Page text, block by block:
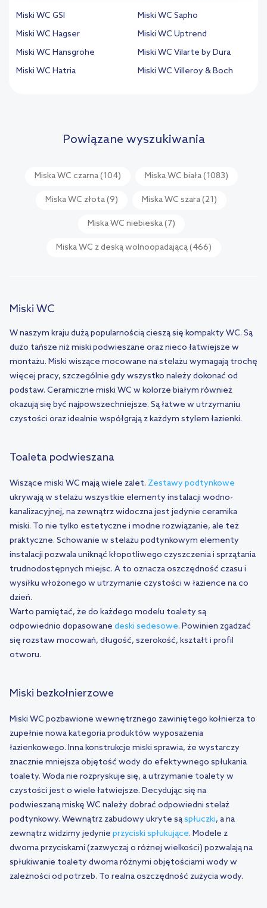
Miski WC GSI
Miski WC Hagser
Miski WC Hansgrohe
Miski WC Hatria
Miski WC Sapho
Miski WC Uptrend
Miski WC Vilarte by Dura
Miski WC Villeroy & Boch
Powiązane wyszukiwania
Miska WC czarna(104) Miska WC biała(1083)
Miska WC złota(9) Miska WC szara(21)
Miska WC niebieska(7)
Miska WC z deską wolnoopadającą(466)
Miski WC
W naszym kraju dużą popularnością cieszą się kompakty WC. Są
dużo tańsze niż miski podwieszane oraz nieco łatwiejsze w
montażu. Miski wiszące mocowane na stelażu wymagają trochę
więcej pracy, szczególnie gdy wszystko należy dokonać od
podstaw. Ceramiczne miski WC w kolorze białym również
okazują się być najpowszechniejsze. Są łatwe w utrzymaniu
czystości oraz idealnie współgrają z każdym stylem łazienki.
Toaleta podwieszana
Wiszące miski WC mają wiele zalet. Zestawy podtynkowe
ukrywają w stelażu wszystkie elementy instalacji wodno-
kanalizacyjnej, na zewnątrz widoczna jest jedynie ceramika
miski. To nie tylko estetyczne i modne rozwiązanie, ale też
praktyczne. Schowanie w stelażu podtynkowym elementy
instalacji pozwala uniknąć kłopotliwego czyszczenia i sprzątania
trudnodostępnych miejsc. A to oznacza oszczędność czasu i
wysiłku włożonego w utrzymanie czystości w łazience na co
dzień.
Warto pamiętać, że do każdego modelu toalety są
odpowiednio dopasowane deski sedesowe. Powinien zgadzać
się rozstaw mocowań, długość, szerokość, kształt i profil
otworu.
Miski bezkołnierzowe
Miski WC pozbawione wewnętrznego zawiniętego kołnierza to
zupełnie nowa kategoria produktów wyposażenia
łazienkowego. Inna konstrukcje miski sprawia, że wystarczy
znacznie mniejsza objętość wody do efektywnego spłukania
toalety. Woda nie rozpryskuje się, a utrzymanie toalety w
czystości jest o wiele łatwiejsze. Decydując się na
podwieszaną miskę WC należy dobrać odpowiedni stelaż
podtynkowy. Wewnątrz zabudowy ukryte sąspłuczki, a na
zewnątrz widzimy jedynie przyciski spłukujące. Modele z
dwoma przyciskami (zazwyczaj o różnej wielkości) pozwalają na
spłukiwanie toalety dwoma różnymi objętościami wody w
zależności od potrzeb. To realna oszczędność zużycia wody.